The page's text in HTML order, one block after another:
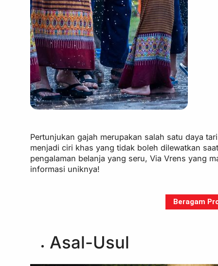
Pertunjukan gajah merupakan salah satu daya
menjadi ciri khas yang tidak boleh dilewatkan
pengalaman belanja yang seru, Via Vrens yang
informasi uniknya!
Beragam
Asal-Usul